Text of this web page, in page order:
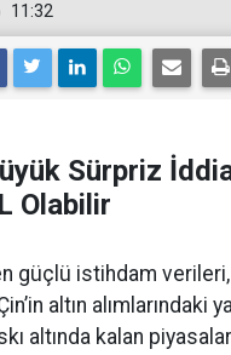
11:32
Sürpriz
Olabilir
güçlü istihdam verileri,
altın alımlarındaki
altında kalan